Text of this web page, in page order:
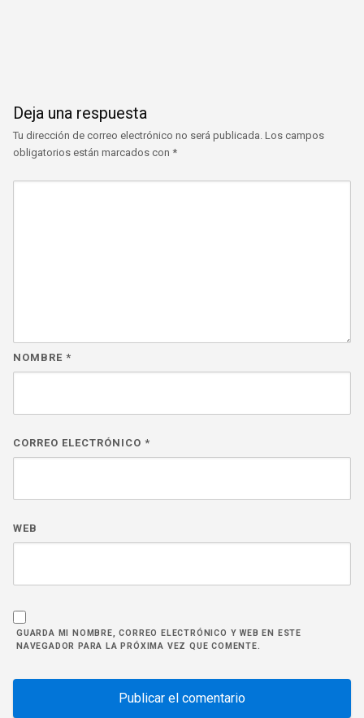
Deja una respuesta
Tu dirección de correo electrónico no será publicada. Los campos
obligatorios están marcados con *
NOMBRE *
CORREO ELECTRÓNICO *
WEB
GUARDA MI NOMBRE, CORREO ELECTRÓNICO Y WEB EN ESTE
NAVEGADOR PARA LA PRÓXIMA VEZ QUE COMENTE.